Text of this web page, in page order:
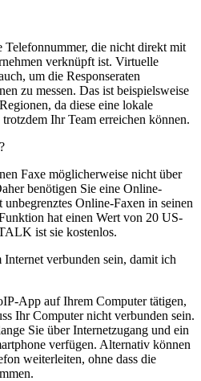
die nicht direkt mit
verknüpft ist. Virtuelle
um die Responseraten
zu messen. Das ist beispielsweise
da diese eine lokale
Ihr Team erreichen können.
Faxe möglicherweise nicht über
benötigen Sie eine Online-
Online-Faxen in seinen
hat einen Wert von 20 US-
ist sie kostenlos.
verbunden sein, damit ich
App auf Ihrem Computer tätigen,
Ihr Computer nicht verbunden sein.
Sie über Internetzugang und ein
verfügen. Alternativ können
weiterleiten, ohne dass die